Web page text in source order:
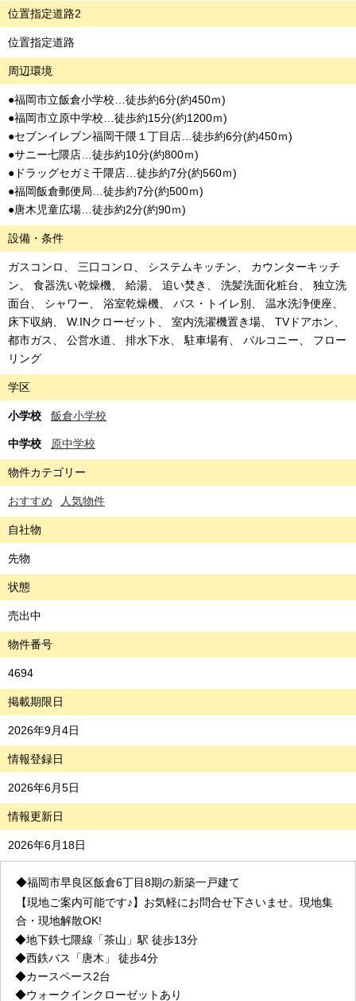
位置指定道路2
位置指定道路
周辺環境
●福岡市立飯倉小学校…徒歩約6分(約450ｍ)
●福岡市立原中学校…徒歩約15分(約1200ｍ)
●セブンイレブン福岡干隈１丁目店…徒歩約6分(約450ｍ)
●サニー七隈店…徒歩約10分(約800ｍ)
●ドラッグセガミ干隈店…徒歩約7分(約560ｍ)
●福岡飯倉郵便局…徒歩約7分(約500ｍ)
●唐木児童広場…徒歩約2分(約90ｍ)
設備・条件
ガスコンロ 三口コンロ システムキッチン
カウンターキッチ
ン
食器洗い乾燥機 給湯 追い焚き 洗髪洗面化粧台
独立洗
面台
シャワー 浴室乾燥機 バス・トイレ別
温水洗浄便座
床下収納
W.INクローゼット 室内洗濯機置き場
TVドアホン
都市ガス
公営水道 排水下水 駐車場有 バルコニー
フロー
リング
学区
小学校 飯倉小学校
中学校 原中学校
物件カテゴリー
おすすめ 人気物件
自社物
先物
状態
売出中
物件番号
4694
掲載期限日
2026年9月4日
情報登録日
2026年6月5日
情報更新日
2026年6月18日
◆福岡市早良区飯倉6丁目8期の新築一戸建て
【現地ご案内可能です♪】お気軽にお問合せ下さいませ。現地集
合・現地解散OK!
◆地下鉄七隈線「茶山」駅 徒歩13分
◆西鉄バス「唐木」
徒歩4分
◆カースペース2台
◆ウォークインクローゼットあり